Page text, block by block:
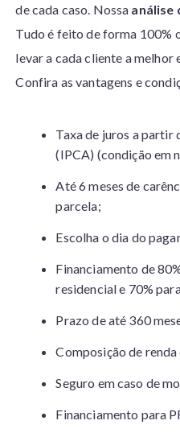
de cada caso. Nossa análise
Tudo é feito de forma 100%
levar a cada cliente a melhor
Confira as vantagens e
Taxa de juros a partir
(IPCA) (condição em
Até 6 meses de
parcela;
Escolha o dia do
Financiamento de
residencial e 70%
Prazo de até 360
Composição de
Seguro em caso de
Financiamento para